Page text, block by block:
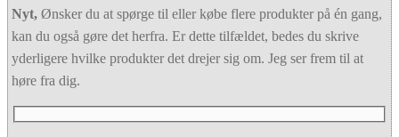
Nyt, Ønsker du at spørge til eller købe flere produkter på én gang,
kan du også gøre det herfra. Er dette tilfældet, bedes du skrive
yderligere hvilke produkter det drejer sig om. Jeg ser frem til at
høre fra dig.